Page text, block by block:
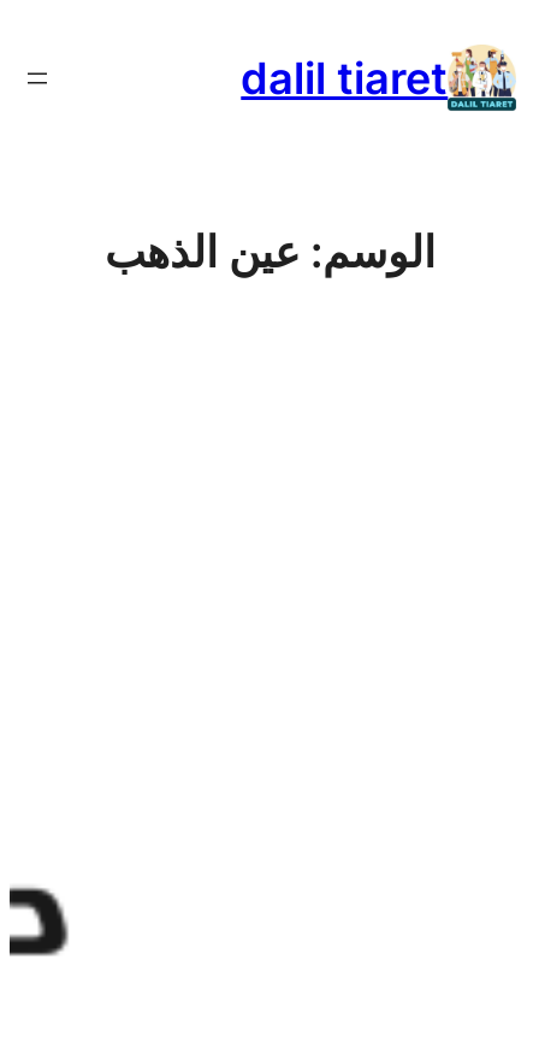
إلى
المحتوى
dalil tiaret
الوسم: عين الذهب